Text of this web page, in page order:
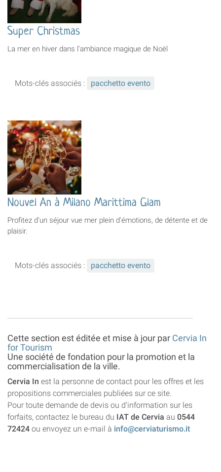
Super Christmas
La mer en hiver dans l'ambiance magique de Noël
Mots-clés associés : pacchetto evento
Nouvel An à Milano Marittima Glam
Profitez d'un séjour vue mer plein d'émotions, de détente et de
plaisir.
Mots-clés associés : pacchetto evento
Cette section est éditée et mise à jour par Cervia In
for Tourism
Une société de fondation pour la promotion et la
commercialisation de la ville.
Cervia In est la personne de contact pour les offres et les
propositions commerciales publiées sur ce site.
Pour toute demande de devis ou d'information sur les
forfaits, contactez le bureau du IAT de Cervia au 0544
72424 ou envoyez un e-mail à info@cerviaturismo.it